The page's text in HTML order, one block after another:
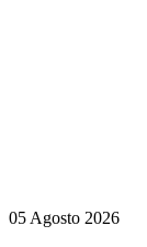
05 Agosto 2026